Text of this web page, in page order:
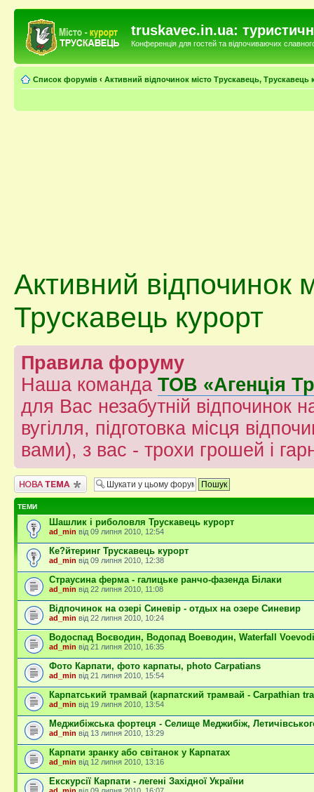
truskavec.in.ua:
Конференція для гостей та відпочиваючих
Список форумів ‹ Активний відпочинок місто Трускавець, Трускавець
Активний відпочинок
Трускавець курорт
Правила форуму
Наша команда ТОВ «Агенція
для Вас незабутній відпочинок
вугілля, підготовка місця
вами), з вас - трохи грошей і
Створити нову тему
ТЕМИ
Шашлик і риболовля Трускавець курорт
ad_min від 09 липня 2010, 12:54
Ке?йтеринг Трускавець курорт
ad_min від 09 липня 2010, 12:38
Страусина ферма - галицьке ранчо-фазенда Білаки
ad_min від 22 липня 2010, 11:08
Відпочинок на озері Cиневір - отдых на озере Синевир
ad_min від 22 липня 2010, 10:24
Водоспад Воєводин, Водопад Воеводин, Waterfall
ad_min від 21 липня 2010, 16:35
Фото Карпати, фото карпаты, photo Carpatians
ad_min від 21 липня 2010, 15:54
Карпатський трамвай (карпатский трамвай - Carpathian
ad_min від 19 липня 2010, 13:54
Меджибіжська фортеця - Селище Меджибіж,
ad_min від 13 липня 2010, 13:29
Карпати зранку або світанок у Карпатах
ad_min від 12 липня 2010, 13:16
Екскурсії Карпати - легені Західної України